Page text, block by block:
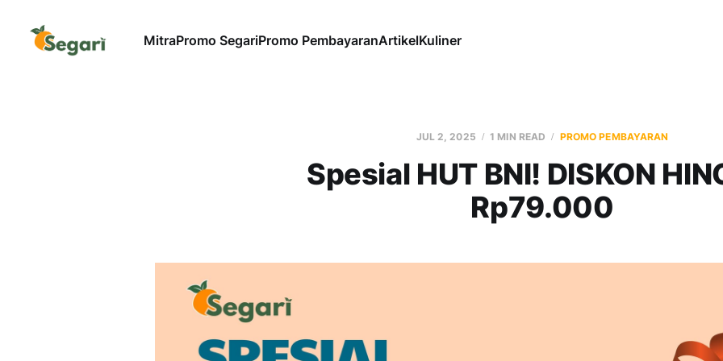
MitraPromo SegariPromo PembayaranArtikelKuliner
JUL 2, 2025 1 MIN READ PROMO PEMBAYARAN
Spesial HUT BNI! DISKON
Rp79.000